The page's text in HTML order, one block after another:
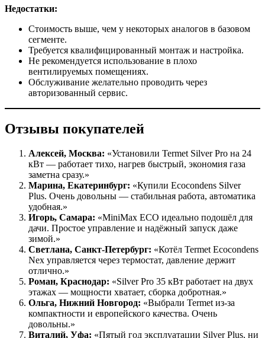
Недостатки:
Стоимость выше, чем у некоторых аналогов в базовом
сегменте.
Требуется квалифицированный монтаж и настройка.
Не рекомендуется использование в плохо
вентилируемых помещениях.
Обслуживание желательно проводить через
авторизованный сервис.
Отзывы покупателей
Алексей, Москва: «Установили Termet Silver Pro на 24
кВт — работает тихо, нагрев быстрый, экономия газа
заметна сразу.»
Марина, Екатеринбург: «Купили Ecocondens Silver
Plus. Очень довольны — стабильная работа, автоматика
удобная.»
Игорь, Самара: «MiniMax ECO идеально подошёл для
дачи. Простое управление и надёжный запуск даже
зимой.»
Светлана, Санкт-Петербург: «Котёл Termet Ecocondens
Nex управляется через термостат, давление держит
отлично.»
Роман, Краснодар: «Silver Pro 35 кВт работает на двух
этажах — мощности хватает, сборка добротная.»
Ольга, Нижний Новгород: «Выбрали Termet из-за
компактности и европейского качества. Очень
довольны.»
Виталий, Уфа: «Пятый год эксплуатации Silver Plus, ни